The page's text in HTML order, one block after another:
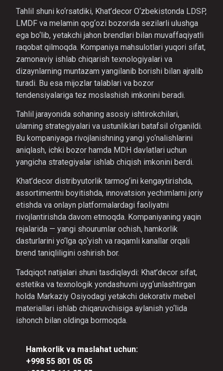
Tahlil shuni ko‘rsatdiki, Khat’decor O‘zbekistonda LDSP,
LMDF va melamin qog‘ozi bozorida sezilarli ulushga
ega bo‘lib, yetakchi jahon brendlari bilan muvaffaqiyatli
raqobat qilmoqda. Kompaniya mahsulotlari yuqori sifat,
zamonaviy ishlab chiqarish texnologiyalari va
dizaynlarning muntazam yangilanib borishi bilan ajralib
turadi. Bu esa mijozlar talablari va bozor
tendensiyalariga tez moslashish imkonini beradi.
Tahlil jarayonida sohaning asosiy ishtirokchilari,
ularning strategiyalari va ustunliklari batafsil o‘rganildi.
Bu kompaniyaga rivojlanishning yangi yo‘nalishlarini
aniqlash, ichki bozor hamda MDH davlatlari uchun
yangicha strategiyalar ishlab chiqish imkonini berdi.
Khat’decor distribyutorlik tarmog‘ini kengaytirishda,
assortimentni boyitishda, innovatsion yechimlarni joriy
etishda va onlayn platformalardagi faoliyatni
rivojlantirishda davom etmoqda. Kompaniyaning yaqin
rejalarida — yangi shourumlar ochish, hamkorlik
dasturlarini yo‘lga qo‘yish va raqamli kanallar orqali
brend taniqliligini oshirish bor.
Tadqiqot natijalari shuni tasdiqlaydi: Khat’decor sifat,
estetika va texnologik yondashuvni uyg‘unlashtirgan
holda Markaziy Osiyodagi yetakchi dekorativ mebel
materiallari ishlab chiqaruvchisiga aylanish yo‘lida
ishonch bilan oldinga bormoqda.
Hamkorlik va maslahat uchun:
+998 55 801 05 05